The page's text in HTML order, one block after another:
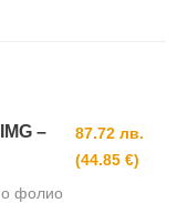
–
фолио
87.72 лв.
(44.85 €)